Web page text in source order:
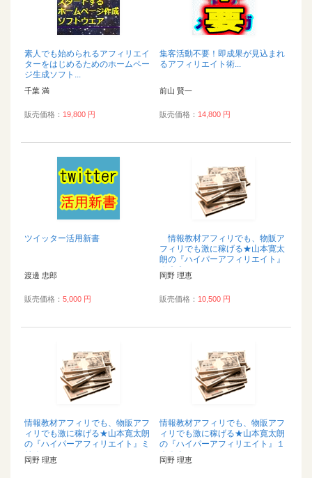
素人でも始められるアフィリエイ
ターをはじめるためのホームペー
ジ生成ソフト...
千葉 満
販売価格： 19,800 円
集客活動不要！即成果が見込まれ
るアフィリエイト術...
前山 賢一
販売価格： 14,800 円
ツイッター活用新書
渡邊 忠郎
販売価格： 5,000 円
情報教材アフィリでも、物販ア
フィリでも激に稼げる★山本寛太
朗の『ハイパーアフィリエイト』
１００...
岡野 理恵
販売価格： 10,500 円
情報教材アフィリでも、物販アフ
ィリでも激に稼げる★山本寛太朗
の『ハイパーアフィリエイト』ミ
リオン...
岡野 理恵
情報教材アフィリでも、物販アフ
ィリでも激に稼げる★山本寛太朗
の『ハイパーアフィリエイト』１
０００...
岡野 理恵